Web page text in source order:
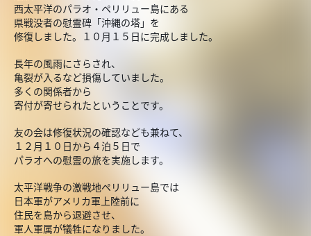
西太平洋のパラオ・ペリリュー島にある
県戦没者の慰霊碑「沖縄の塔」を
修復しました。１０月１５日に完成しました。
長年の風雨にさらされ、
亀裂が入るなど損傷していました。
多くの関係者から
寄付が寄せられたということです。
友の会は修復状況の確認なども兼ねて、
１２月１０日から４泊５日で
パラオへの慰霊の旅を実施します。
太平洋戦争の激戦地ペリリュー島では
日本軍がアメリカ軍上陸前に
住民を島から退避させ、
軍人軍属が犠牲になりました。